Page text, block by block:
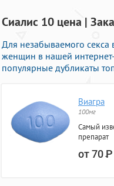
Сиалис 10 цена |
Для незабываемого
женщин в нашей
популярные дубликаты
Виагра
100мг
Самый
препарат
от 70Р